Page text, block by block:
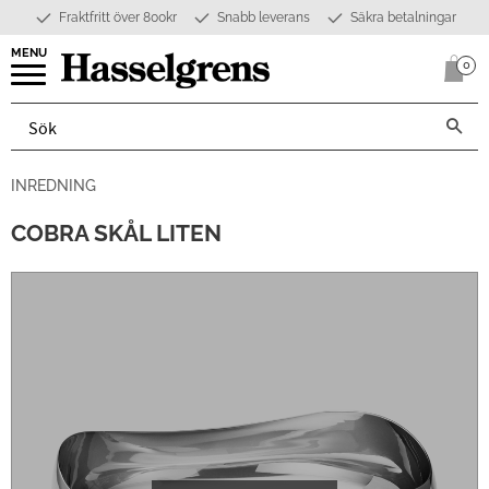
Meny
Fraktfritt över 800kr Snabb leverans Säkra betalningar
0
INREDNING
COBRA SKÅL LITEN